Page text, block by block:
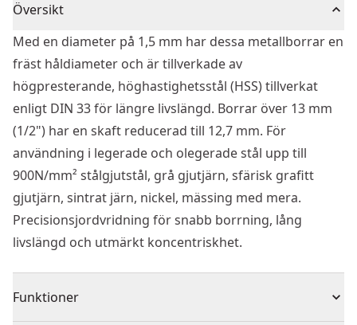
Översikt
Med en diameter på 1,5 mm har dessa metallborrar en
fräst håldiameter och är tillverkade av
högpresterande, höghastighetsstål (HSS) tillverkat
enligt DIN 33 för längre livslängd. Borrar över 13 mm
(1/2") har en skaft reducerad till 12,7 mm. För
användning i legerade och olegerade stål upp till
900N/mm² stålgjutstål, grå gjutjärn, sfärisk grafitt
gjutjärn, sintrat järn, nickel, mässing med mera.
Precisionsjordvridning för snabb borrning, lång
livslängd och utmärkt koncentriskhet.
Funktioner